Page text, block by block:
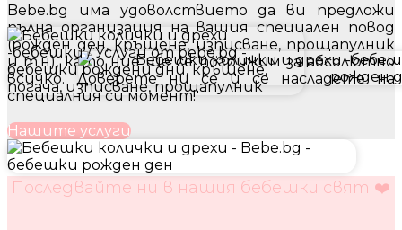
Bebe.bg има удоволствието да ви предложи
пълна организация на вашия специален повод
(рожден ден, кръщене, изписване, прощапулник
и т.н), като ние ще се погрижим за абсолютно
всичко. Доверете ни се и се насладете на
специалния си момент!
Нашите услуги
Последвайте ни в нашия бебешки свят ❤️